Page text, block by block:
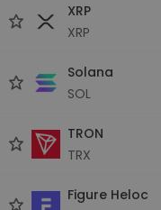
XRP
XRP
Solana
SOL
TRON
TRX
Figure Heloc